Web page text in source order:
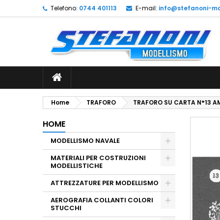
Telefono: 0744 401113 E-mail: info@stefanoni-
Home TRAFORO TRAFORO SU CARTA N°13
HOME
MODELLISMO NAVALE
MATERIALI PER COSTRUZIONI
MODELLISTICHE
ATTREZZATURE PER MODELLISMO
AEROGRAFIA COLLANTI COLORI
STUCCHI